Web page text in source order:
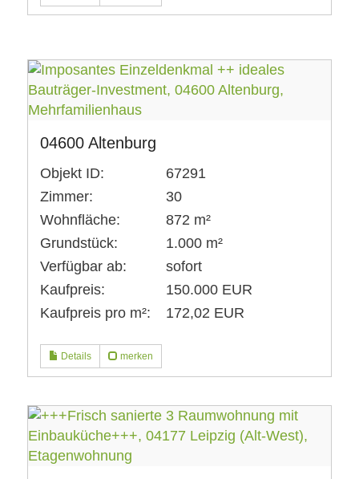
04600 Altenburg
Objekt ID:
67291
Zimmer:
30
Wohnfläche:
872 m²
Grundstück:
1.000 m²
Verfügbar ab:
sofort
Kaufpreis:
150.000 EUR
Kaufpreis pro m²:
172,02 EUR
Details merken